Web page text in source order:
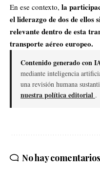
En ese contexto, la
el liderazgo de dos de ellos
relevante dentro de esta
transporte aéreo europeo.
Contenido generado con
mediante inteligencia
una revisión humana
nuestra política editorial .
No hay comentarios